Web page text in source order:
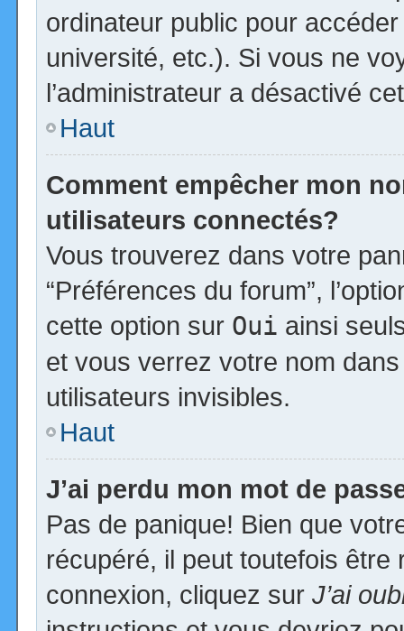
ordinateur public pour
université, etc.). Si vous ne
l’administrateur a désactivé
Haut
Comment empêcher mon
utilisateurs connectés?
Vous trouverez dans votre
“Préférences du forum”,
cette option sur Oui ainsi
et vous verrez votre nom
utilisateurs invisibles.
Haut
J’ai perdu mon mot de
Pas de panique! Bien que
récupéré, il peut toutefois
connexion, cliquez sur J’ai